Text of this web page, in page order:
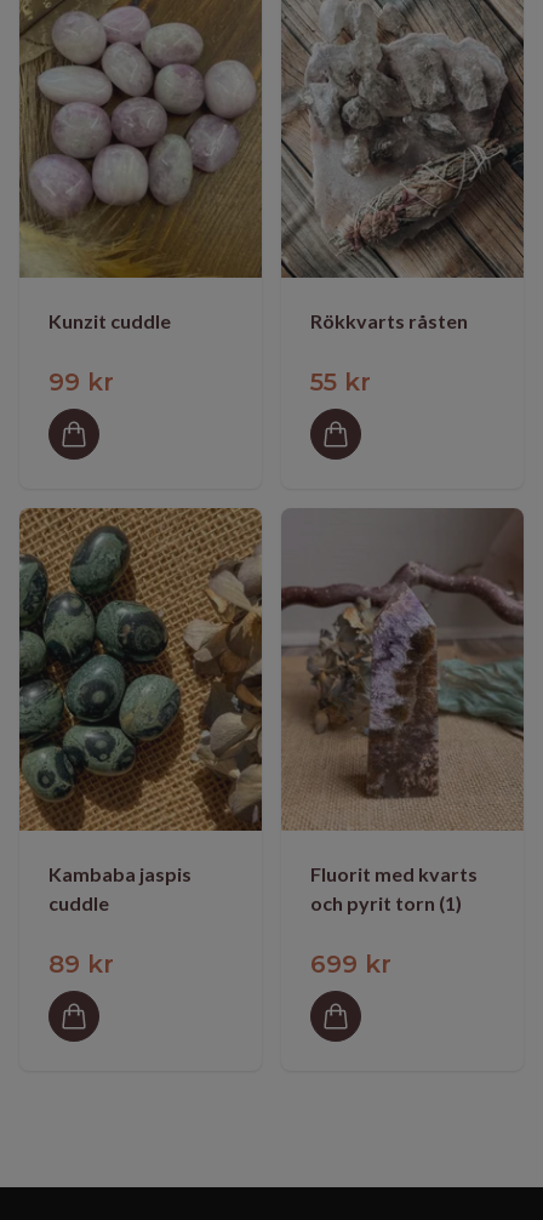
Kunzit cuddle
99 kr
Rökkvarts råsten
55 kr
Kambaba jaspis
cuddle
89 kr
Fluorit med kvarts
och pyrit torn (1)
699 kr